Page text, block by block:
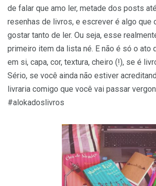
de falar que amo ler, metade dos posts
resenhas de livros, e escrever é algo que
gostar tanto de ler. Ou seja, esse
primeiro item da lista né. E não é só o ato
em si, capa, cor, textura, cheiro (!), se é
Sério, se você ainda não estiver
livraria comigo que você vai passar
#alokadoslivros